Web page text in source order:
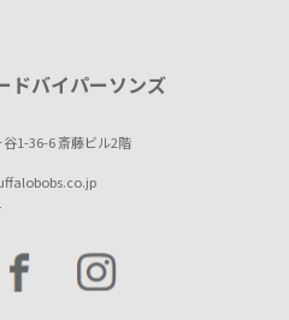
ドバイパーソンズ
1-36-6 斎藤ビル2階